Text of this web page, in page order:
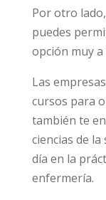
Por otro
puedes
opción muy
Las
cursos para
también te
ciencias de
día en la
enfermería.